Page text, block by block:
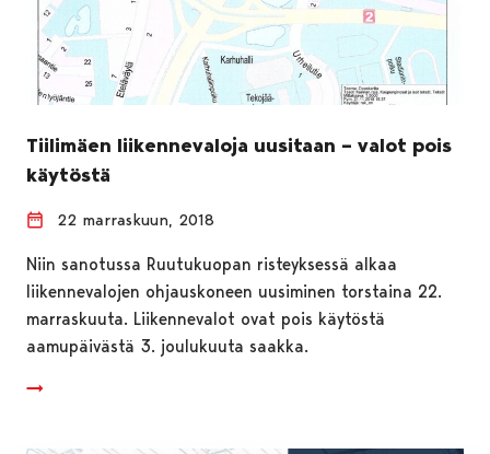
Tiilimäen liikennevaloja uusitaan – valot pois
käytöstä
22 marraskuun, 2018
Niin sanotussa Ruutukuopan risteyksessä alkaa
liikennevalojen ohjauskoneen uusiminen torstaina 22.
marraskuuta. Liikennevalot ovat pois käytöstä
aamupäivästä 3. joulukuuta saakka.